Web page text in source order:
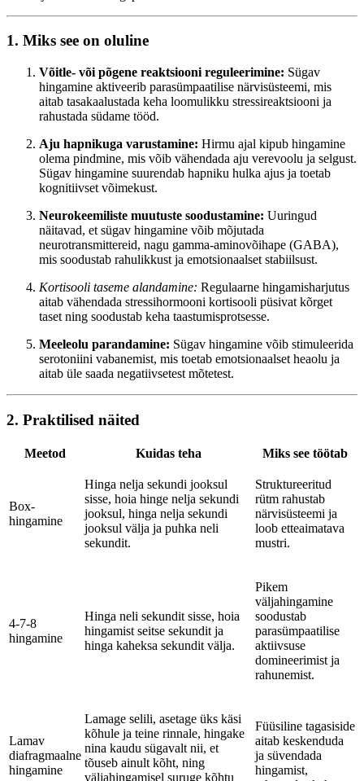
1. Miks see on oluline
Võitle- või põgene reaktsiooni reguleerimine: Sügav
hingamine aktiveerib parasümpaatilise närvisüsteemi, mis
aitab tasakaalustada keha loomulikku stressireaktsiooni ja
rahustada südame tööd.
Aju hapnikuga varustamine: Hirmu ajal kipub hingamine
olema pindmine, mis võib vähendada aju verevoolu ja selgust.
Sügav hingamine suurendab hapniku hulka ajus ja toetab
kognitiivset võimekust.
Neurokeemiliste muutuste soodustamine: Uuringud
näitavad, et sügav hingamine võib mõjutada
neurotransmittereid, nagu gamma-aminovõihape (GABA),
mis soodustab rahulikkust ja emotsionaalset stabiilsust.
Kortisooli taseme alandamine: Regulaarne hingamisharjutus
aitab vähendada stressihormooni kortisooli püsivat kõrget
taset ning soodustab keha taastumisprotsesse.
Meeleolu parandamine: Sügav hingamine võib stimuleerida
serotoniini vabanemist, mis toetab emotsionaalset heaolu ja
aitab üle saada negatiivsetest mõtetest.
2. Praktilised näited
Meetod Kuidas teha Miks see töötab
Box-
hingamine
Hinga nelja sekundi jooksul
sisse, hoia hinge nelja sekundi
jooksul, hinga nelja sekundi
jooksul välja ja puhka neli
sekundit.
Struktureeritud
rütm rahustab
närvisüsteemi ja
loob etteaimatava
mustri.
4-7-8
hingamine
Hinga neli sekundit sisse, hoia
hingamist seitse sekundit ja
hinga kaheksa sekundit välja.
Pikem
väljahingamine
soodustab
parasümpaatilise
aktiivsuse
domineerimist ja
rahunemist.
Lamav
diafragmaalne
hingamine
Lamage selili, asetage üks käsi
kõhule ja teine rinnale, hingake
nina kaudu sügavalt nii, et
tõuseb ainult kõht, ning
väljahingamisel suruge kõhtu
Füüsiline tagasiside
aitab keskenduda
ja süvendada
hingamist,